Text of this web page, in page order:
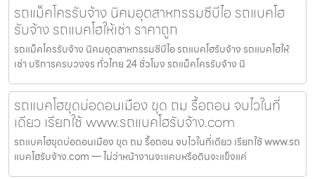
รถแม็คโครรับจ้าง นิคมอุตสาหกรรมซีบีไอ รถแบคโฮ
รับจ้าง รถแบคโฮให้เช่า ราคาถูก
รถแม็คโครรับจ้าง นิคมอุตสาหกรรมซีบีไอ รถแบคโฮรับจ้าง รถแบคโฮให้
เช่า บริการครบวงจร ทั่วไทย 24 ชั่วโมง รถแม็คโครรับจ้าง นิ
รถแบคโฮขุดบ่อดอนเมือง ขุด ถม รื้อถอน จบไวในที่
เดียว เรียกใช้ www.รถแบคโฮรับจ้าง.com
รถแบคโฮขุดบ่อดอนเมือง ขุด ถม รื้อถอน จบไวในที่เดียว เรียกใช้ www.รถ
แบคโฮรับจ้าง.com — ไม่ว่าหน้างานจะแคบหรือดินจะแข็งแค่